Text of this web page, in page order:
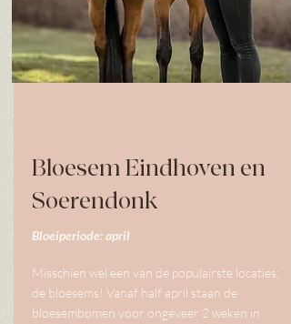
Bloesem Eindhoven en
Soerendonk
Bloeiperiode: april
Misschien wel een van de populairste locaties;
de bloesems! Vanaf half april staan de
bloesembomen voor ongeveer 2 weken in